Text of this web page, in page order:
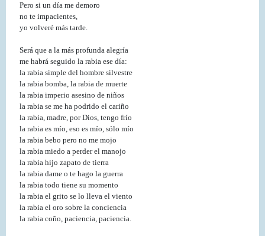
Pero si un día me demoro
no te impacientes,
yo volveré más tarde.
Será que a la más profunda alegría
me habrá seguido la rabia ese día:
la rabia simple del hombre silvestre
la rabia bomba, la rabia de muerte
la rabia imperio asesino de niños
la rabia se me ha podrido el cariño
la rabia, madre, por Dios, tengo frío
la rabia es mío, eso es mío, sólo mío
la rabia bebo pero no me mojo
la rabia miedo a perder el manojo
la rabia hijo zapato de tierra
la rabia dame o te hago la guerra
la rabia todo tiene su momento
la rabia el grito se lo lleva el viento
la rabia el oro sobre la conciencia
la rabia coño, paciencia, paciencia.